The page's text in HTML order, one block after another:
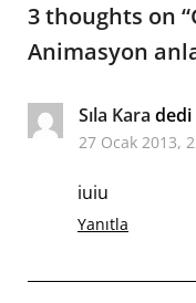
3 thoughts on “
Animasyon
Sıla Kara dedi
27 Ocak 2013,
iuiu
Yanıtla